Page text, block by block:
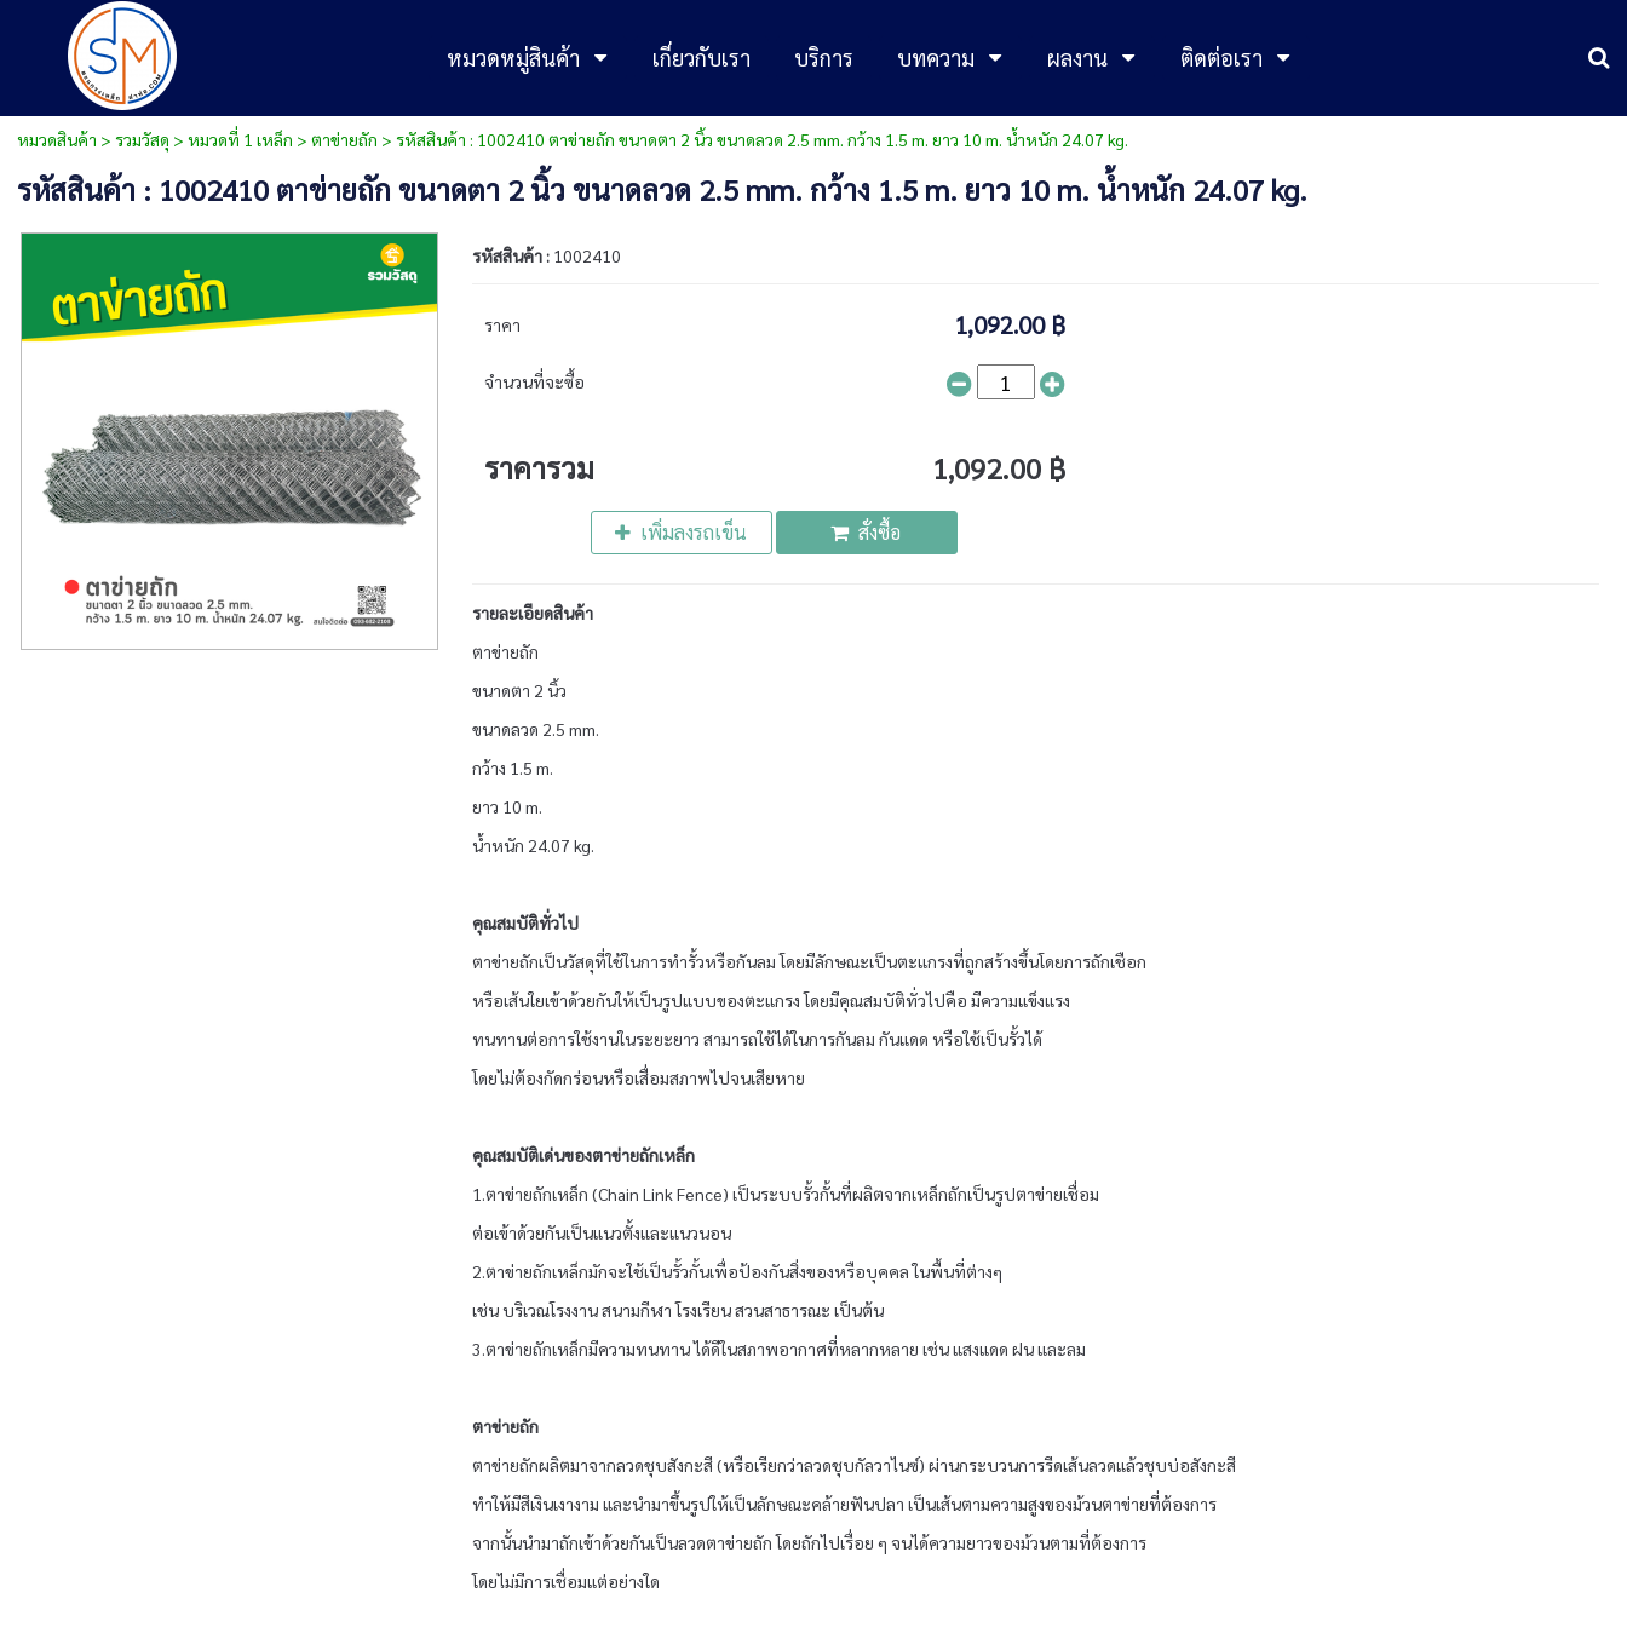
หมวดหมู่สินค้า เกี่ยวกับเรา บริการ บทความ ผลงาน ติดต่อเรา
หมวดสินค้า > รวมวัสดุ > หมวดที่ 1 เหล็ก > ตาข่ายถัก > รหัสสินค้า : 1002410 ตาข่ายถัก ขนาดตา 2 นิ้ว ขนาดลวด 2.5 mm. กว้าง 1.5 m. ยาว 10 m. น้ำหนัก 24.07 kg.
รหัสสินค้า : 1002410 ตาข่ายถัก ขนาดตา 2 นิ้ว ขนาดลวด 2.5 mm. กว้าง 1.5 m. ยาว 10 m. น้ำหนัก 24.07 kg.
รหัสสินค้า : 1002410
ราคา 1,092.00 ฿
จำนวนที่จะซื้อ
ราคารวม 1,092.00 ฿
เพิ่มลงรถเข็น สั่งซื้อ
รายละเอียดสินค้า
ตาข่ายถัก
ขนาดตา 2 นิ้ว
ขนาดลวด 2.5 mm.
กว้าง 1.5 m.
ยาว 10 m.
น้ำหนัก 24.07 kg.
คุณสมบัติทั่วไป
ตาข่ายถักเป็นวัสดุที่ใช้ในการทำรั้วหรือกันลม โดยมีลักษณะเป็นตะแกรงที่ถูกสร้างขึ้นโดยการถักเชือก
หรือเส้นใยเข้าด้วยกันให้เป็นรูปแบบของตะแกรง โดยมีคุณสมบัติทั่วไปคือ มีความแข็งแรง
ทนทานต่อการใช้งานในระยะยาว สามารถใช้ได้ในการกันลม กันแดด หรือใช้เป็นรั้วได้
โดยไม่ต้องกัดกร่อนหรือเสื่อมสภาพไปจนเสียหาย
คุณสมบัติเด่นของตาข่ายถักเหล็ก
1.ตาข่ายถักเหล็ก (Chain Link Fence) เป็นระบบรั้วกั้นที่ผลิตจากเหล็กถักเป็นรูปตาข่ายเชื่อม
ต่อเข้าด้วยกันเป็นแนวตั้งและแนวนอน
2.ตาข่ายถักเหล็กมักจะใช้เป็นรั้วกั้นเพื่อป้องกันสิ่งของหรือบุคคล ในพื้นที่ต่างๆ
เช่น บริเวณโรงงาน สนามกีฬา โรงเรียน สวนสาธารณะ เป็นต้น
3.ตาข่ายถักเหล็กมีความทนทาน ได้ดีในสภาพอากาศที่หลากหลาย เช่น แสงแดด ฝน และลม
ตาข่ายถัก
ตาข่ายถักผลิตมาจากลวดชุบสังกะสี (หรือเรียกว่าลวดชุบกัลวาไนซ์) ผ่านกระบวนการรีดเส้นลวดแล้วชุบบ่อสังกะสี
ทำให้มีสีเงินเงางาม และนำมาขึ้นรูปให้เป็นลักษณะคล้ายฟันปลา เป็นเส้นตามความสูงของม้วนตาข่ายที่ต้องการ
จากนั้นนำมาถักเข้าด้วยกันเป็นลวดตาข่ายถัก โดยถักไปเรื่อย ๆ จนได้ความยาวของม้วนตามที่ต้องการ
โดยไม่มีการเชื่อมแต่อย่างใด